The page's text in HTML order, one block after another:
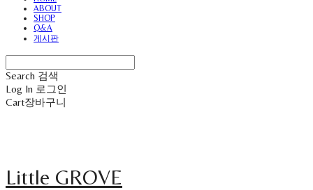
ABOUT
SHOP
Q&A
게시판
Search 검색
Log In 로그인
Cart장바구니
Little GROVE